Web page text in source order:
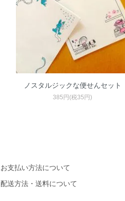
ノスタルジックな便せんセット
385円(税35円)
お支払い方法について
配送方法・送料について